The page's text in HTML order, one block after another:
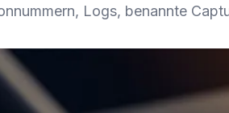
Logs, benannte